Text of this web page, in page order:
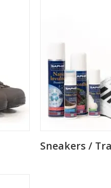
Sneakers /